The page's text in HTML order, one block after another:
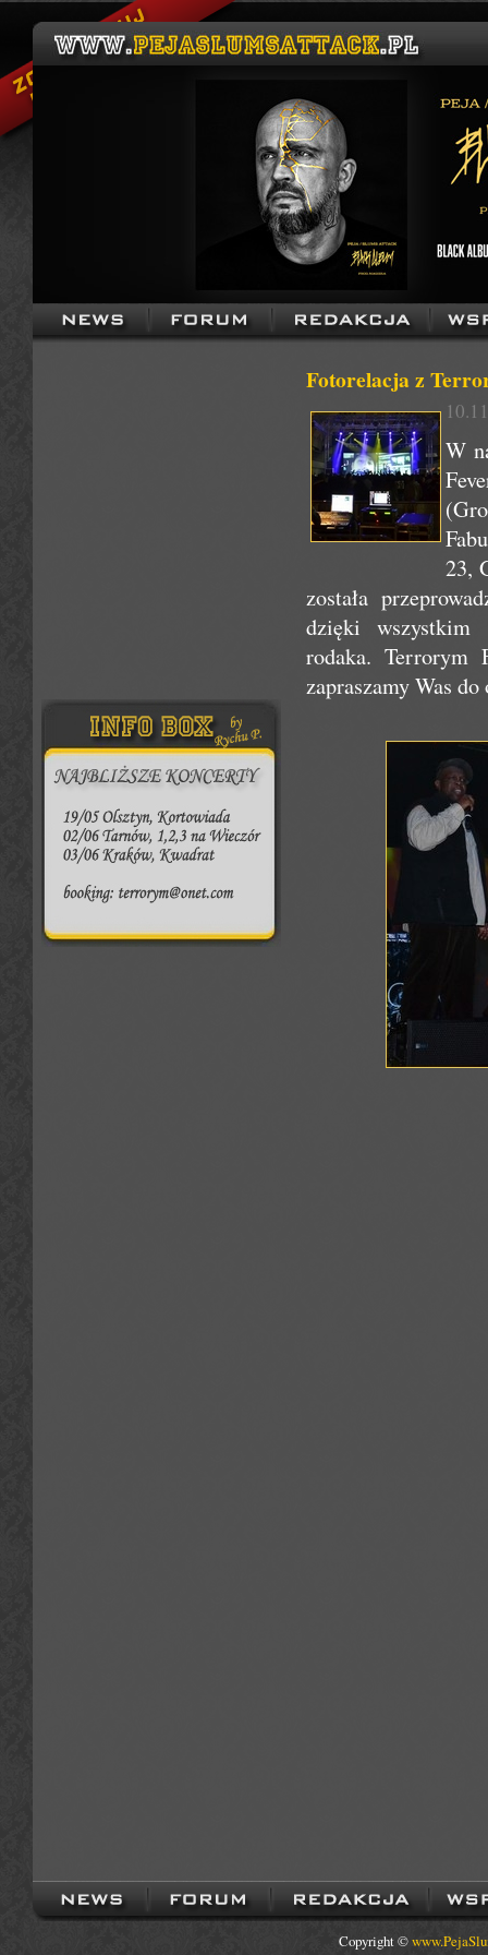
Fotorelacja z
W
23,
została
dzięki wszystkim
rodaka.
zapraszamy Was
Copyright ©